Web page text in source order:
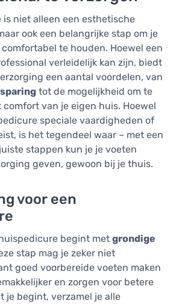
niet alleen een esthetische
ook een belangrijke stap om je
te houden. Hoewel een
verleidelijk kan zijn, biedt
een aantal voordelen, van
tot de mogelijkheid om te
van je eigen huis. Hoewel
speciale vaardigheden of
is het tegendeel waar – met een
stappen kun je je voeten
geven, gewoon bij je thuis.
voor een
begint met grondige
stap mag je zeker niet
goed voorbereide voeten maken
en zorgen voor betere
je begint, verzamel je alle